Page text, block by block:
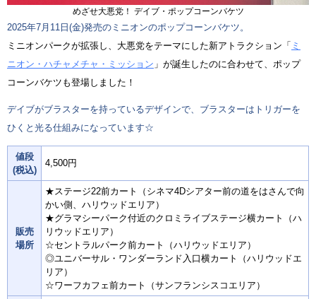
めざせ大悪党！ デイブ・ポップコーンバケツ
2025年7月11日(金)発売のミニオンのポップコーンバケツ。
ミニオンパークが拡張し、大悪党をテーマにした新アトラクション「 ミ
ニオン・ハチャメチャ・ミッション 」が誕生したのに合わせて、ポップ
コーンバケツも登場しました！
デイブがブラスターを持っているデザインで、ブラスターはトリガーを
ひくと光る仕組みになっています☆
値段
(税込)
4,500円
販売
場所
★ステージ22前カート（シネマ4Dシアター前の道をはさんで向
かい側、ハリウッドエリア）
★グラマシーパーク付近のクロミライブステージ横カート（ハ
リウッドエリア）
☆セントラルパーク前カート（ハリウッドエリア）
◎ユニバーサル・ワンダーランド入口横カート（ハリウッドエ
リア）
☆ワーフカフェ前カート（サンフランシスコエリア）